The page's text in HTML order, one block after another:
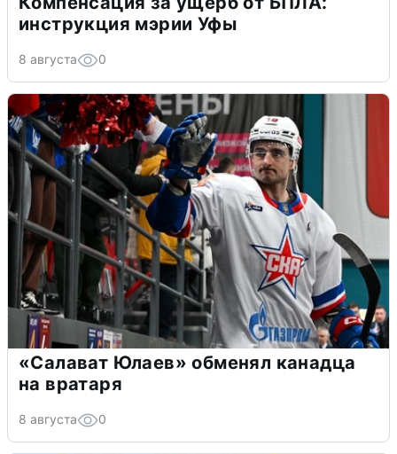
инструкция мэрии Уфы
8 августа 0
«Салават Юлаев» обменял канадца
на вратаря
8 августа 0